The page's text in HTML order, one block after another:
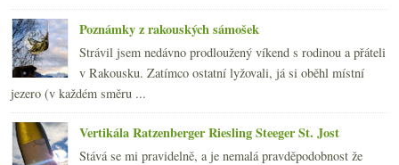
Poznámky z rakouských sámošek
Strávil jsem nedávno prodloužený víkend s rodinou a přáteli
v Rakousku. Zatímco ostatní lyžovali, já si oběhl místní
jezero (v každém směru ...
Vertikála Ratzenberger Riesling Steeger St. Jost
Stává se mi pravidelně, a je nemalá pravděpodobnost že